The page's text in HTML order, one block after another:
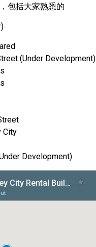
，包括大家熟悉的
(Under Development)
City
Development)